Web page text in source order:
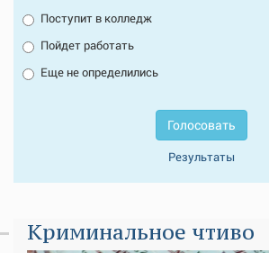
Поступит в колледж
Пойдет работать
Еще не определились
Голосовать
Результаты
Криминальное чтиво